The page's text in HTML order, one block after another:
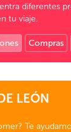
diferentes
tu viaje.
Compras
LEÓN
Te